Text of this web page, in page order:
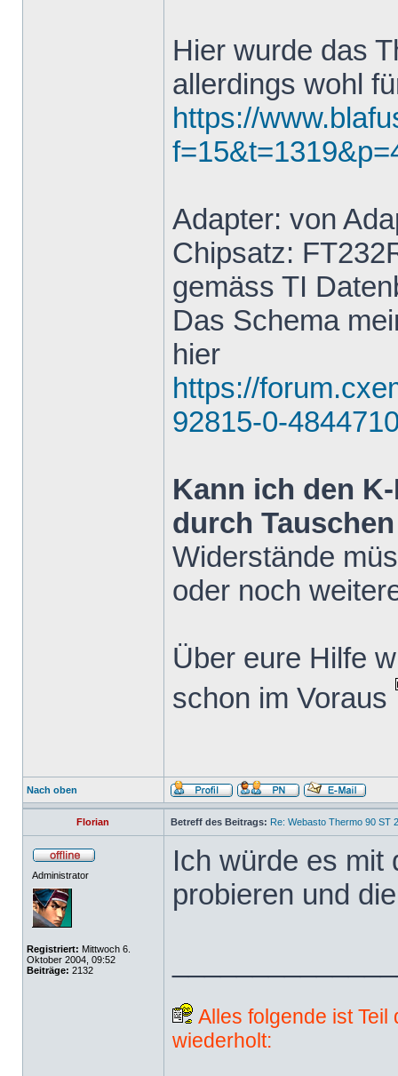
Hier wurde das
allerdings wohl
https://
Adapter: von
Chipsatz:
gemäss TI
Das Schema
hier
https://
92815-0-
Kann ich den
durch
Widerstände
oder noch
Über eure Hilfe
schon im Voraus
Nach oben
Florian Betreff des Beitrags: Re: Webasto Thermo 90 ST
Administrator
Registriert: Mittwoch 6.
Oktober 2004, 09:52
Beiträge: 2132
Ich würde es mit
probieren und
Alles folgende ist
wiederholt: